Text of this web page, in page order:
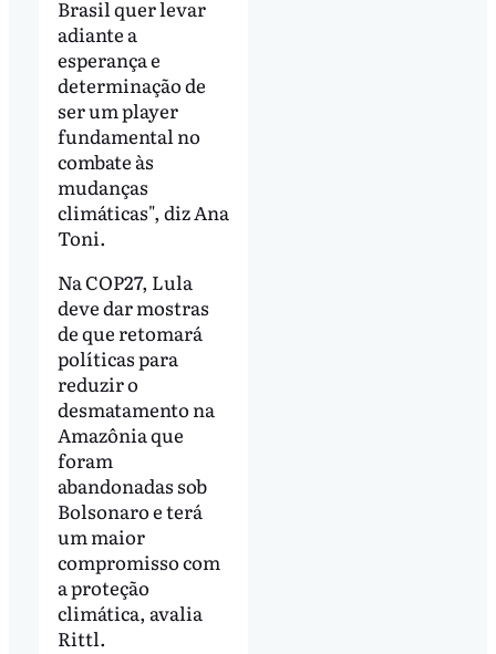
Brasil quer levar
adiante a
esperança e
determinação de
ser um player
fundamental no
combate às
mudanças
climáticas", diz Ana
Toni.
Na COP27, Lula
deve dar mostras
de que retomará
políticas para
reduzir o
desmatamento na
Amazônia que
foram
abandonadas sob
Bolsonaro e terá
um maior
compromisso com
a proteção
climática, avalia
Rittl.